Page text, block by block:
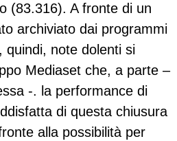
(83.316). A fronte di un
archiviato dai programmi
quindi, note dolenti si
Mediaset che, a parte –
-. la performance di
di questa chiusura
alla possibilità per